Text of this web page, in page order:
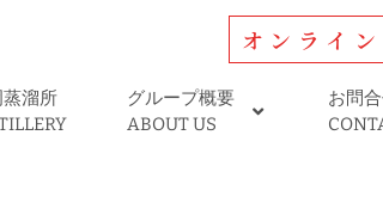
オンライ
溜所
グループ概要
ABOUT US
お問